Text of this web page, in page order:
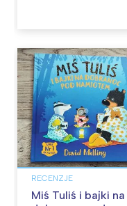
RECENZJE
Miś Tuliś i bajki na